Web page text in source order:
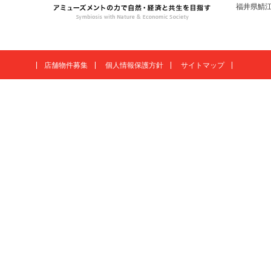
福井県鯖
店舗物件募集 個人情報保護方針 サイトマップ